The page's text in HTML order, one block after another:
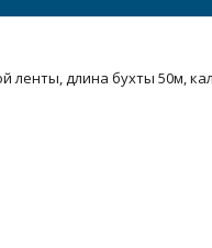
длина бухты 50м,